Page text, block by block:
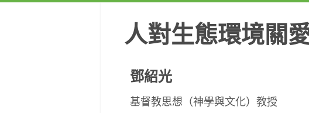
人對生態環境關
鄧紹光
基督教思想（神學與文化）教授